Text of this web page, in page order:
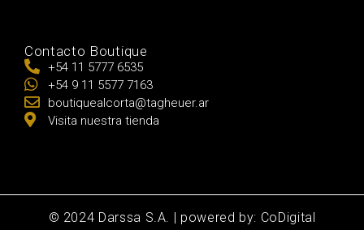
Contacto Boutique
+54 11 5777 6535
+54 9 11 5577 7163
boutiquealcorta@tagheuer.ar
Visita nuestra tienda
© 2024 Darssa S.A. | powered by: CoDigital